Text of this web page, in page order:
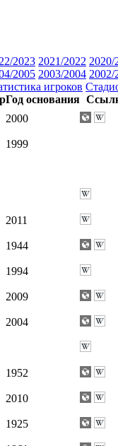
2023 2021/2022 2020/
2005 2003/2004 2002/
игроков
Год основания
2000
1999
2011
1944
1994
2009
2004
1952
2010
1925